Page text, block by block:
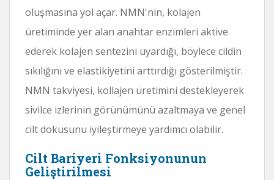
oluşmasına yol açar. NMN'nin, kolajen
üretiminde yer alan anahtar enzimleri aktive
ederek kolajen sentezini uyardığı, böylece cildin
sıkılığını ve elastikiyetini arttırdığı gösterilmiştir.
NMN takviyesi, kollajen üretimini destekleyerek
sivilce izlerinin görünümünü azaltmaya ve genel
cilt dokusunu iyileştirmeye yardımcı olabilir.
Cilt Bariyeri Fonksiyonunun
Geliştirilmesi